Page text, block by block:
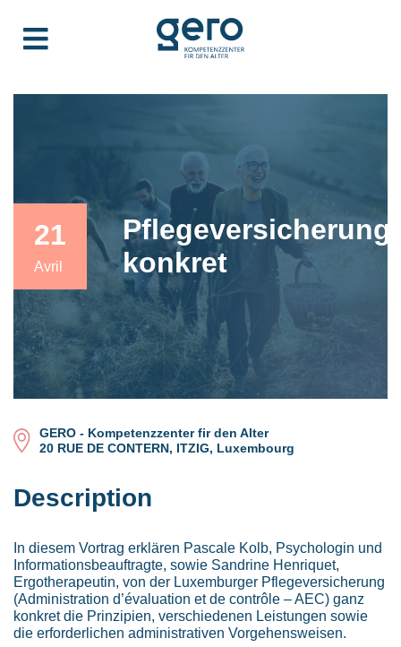
21
Avril
Pflegeversicherung
konkret
GERO - Kompetenzzenter fir den Alter
20 RUE DE CONTERN, ITZIG, Luxembourg
Description
In diesem Vortrag erklären Pascale Kolb, Psychologin und
Informationsbeauftragte, sowie Sandrine Henriquet,
Ergotherapeutin, von der Luxemburger Pflegeversicherung
(Administration d’évaluation et de contrôle – AEC) ganz
konkret die Prinzipien, verschiedenen Leistungen sowie
die erforderlichen administrativen Vorgehensweisen.